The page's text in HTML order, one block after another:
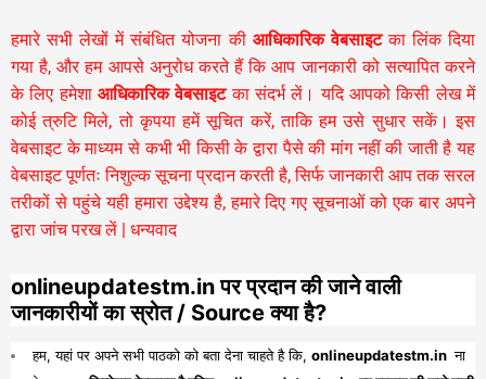
हमारे सभी लेखों में संबंधित योजना की आधिकारिक वेबसाइटका लिंक दिया
गया है, और हम आपसे अनुरोध करते हैं कि आप जानकारी को सत्यापित करने
के लिए हमेशा आधिकारिक वेबसाइटका संदर्भ लें। यदि आपको किसी लेख में
कोई त्रुटि मिले, तो कृपया हमें सूचित करें, ताकि हम उसे सुधार सकें। इस
वेबसाइट के माध्यम से कभी भी किसी के द्वारा पैसे की मांग नहीं की जाती है यह
वेबसाइट पूर्णतः निशुल्क सूचना प्रदान करती है,सिर्फ जानकारी आप तक सरल
तरीकों से पहुंचे यही हमारा उद्देश्य है, हमारे दिए गए सूचनाओं को एक बार अपने
द्वारा जांच परख लें | धन्यवाद
onlineupdatestm.in पर प्रदान की जाने वाली
जानकारीयों का स्रोत / Source क्या है?
हम, यहां पर अपने सभी पाठको को बता देना चाहते है कि, onlineupdatestm.in ना